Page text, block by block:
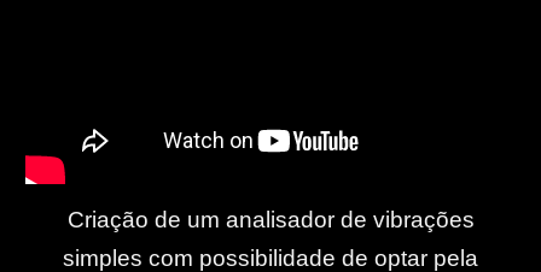
Criação de um analisador de vibrações
simples com possibilidade de optar pela